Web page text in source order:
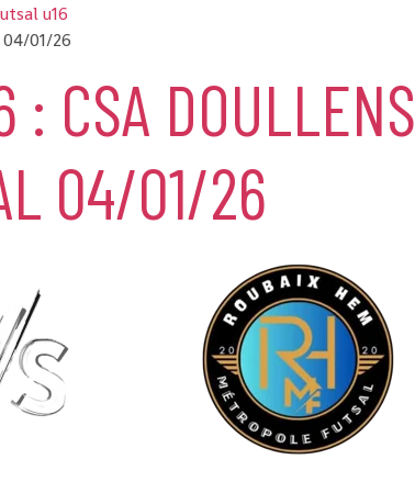
u16
04/01/26
: CSA DOULLENS
04/01/26